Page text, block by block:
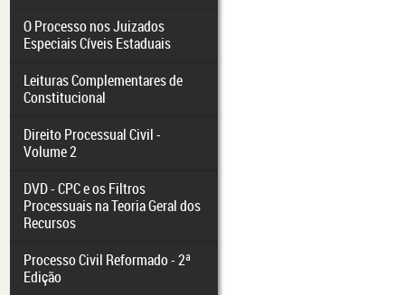
O Processo nos Juizados
Especiais Cíveis Estaduais
Leituras Complementares de
Constitucional
Direito Processual Civil -
Volume 2
DVD - CPC e os Filtros
Processuais na Teoria Geral dos
Recursos
Processo Civil Reformado - 2ª
Edição